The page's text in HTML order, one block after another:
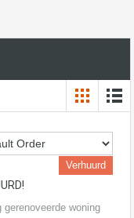
Verhuurd
gerenoveerde woning